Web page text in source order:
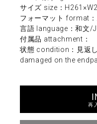
サイズ size：
フォーマット format
言語 language：和文/
付属品 attachment：
状態 condition：見返
damaged on the
再